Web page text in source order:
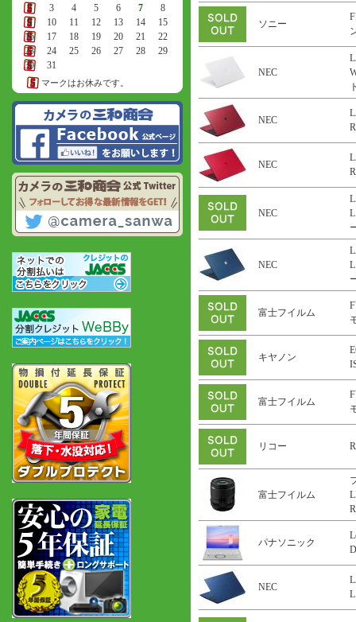
2
3 4 5 6 7
8
9
10 11 12 13 14
15
16
17 18 19 20 21
22
23
24 25 26 27 28
29
30
31
マークはお休みです。
ソニー
NEC
NEC
NEC
NEC
NEC
富士フイルム
キヤノン
富士フイルム
リコー
富士フイルム
R
パナソニック
NEC